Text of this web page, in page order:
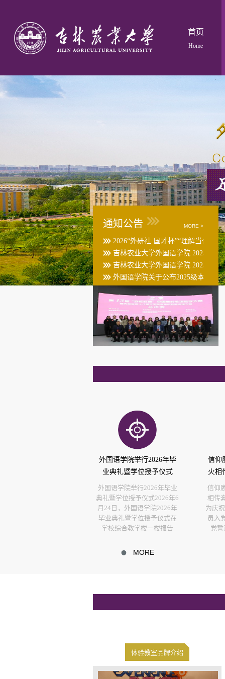
首页
Home
通知公告
2026“外研社·国才杯”“理解当代中国
吉林农业大学外国语学院 2023级教
吉林农业大学外国语学院 2023级学
外国语学院关于公布2025级本科生
MORE >
外国语学院举行2026年毕
业典礼暨学位授予仪式
外国语学院举行2026年毕业
典礼暨学位授予仪式2026年6
月24日，外国语学院2026年
毕业典礼暨学位授予仪式在
学校综合教学楼一楼报告
MORE
信仰
火相
信仰
相传
为庆
员入
党
体验教室品牌介绍